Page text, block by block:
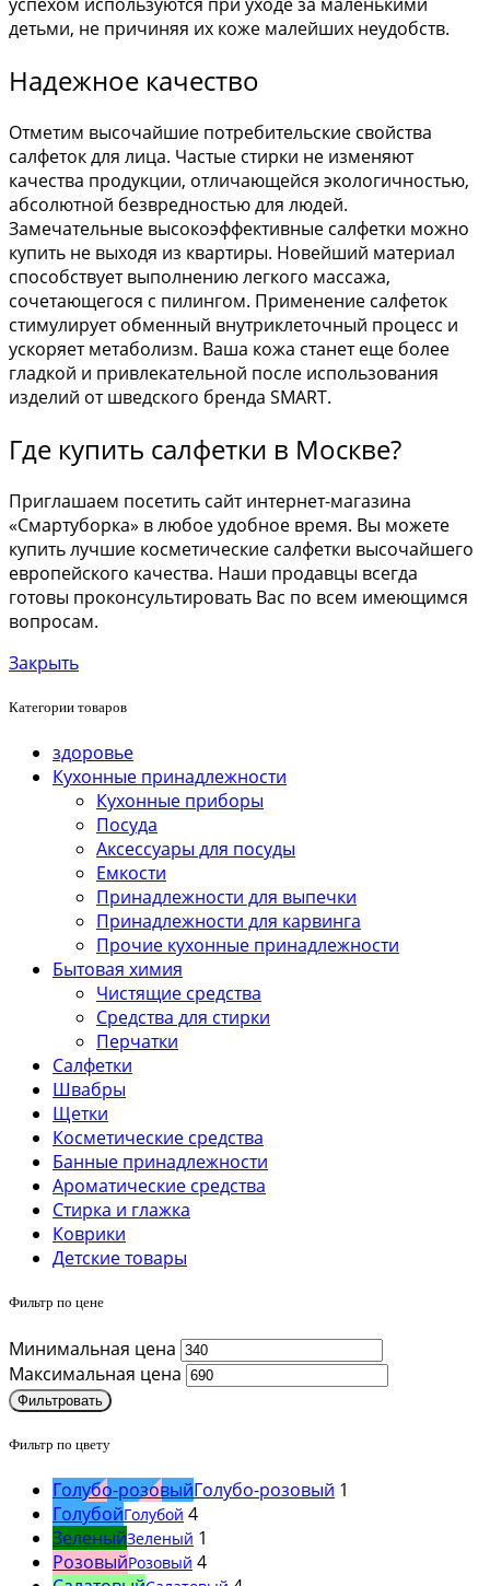
детьми, не причиняя их коже малейших неудобств.
Надежное качество
Отметим высочайшие потребительские свойства
салфеток для лица. Частые стирки не изменяют
качества продукции, отличающейся экологичностью,
абсолютной безвредностью для людей.
Замечательные высокоэффективные салфетки можно
купить не выходя из квартиры. Новейший материал
способствует выполнению легкого массажа,
сочетающегося с пилингом. Применение салфеток
стимулирует обменный внутриклеточный процесс и
ускоряет метаболизм. Ваша кожа станет еще более
гладкой и привлекательной после использования
изделий от шведского бренда SMART.
Где купить салфетки в Москве?
Приглашаем посетить сайт интернет-магазина
«Смартуборка» в любое удобное время. Вы можете
купить лучшие косметические салфетки высочайшего
европейского качества. Наши продавцы всегда
готовы проконсультировать Вас по всем имеющимся
вопросам.
Закрыть
Категории товаров
здоровье
Кухонные принадлежности
Кухонные приборы
Посуда
Аксессуары для посуды
Емкости
Принадлежности для выпечки
Принадлежности для карвинга
Прочие кухонные принадлежности
Бытовая химия
Чистящие средства
Средства для стирки
Перчатки
Салфетки
Швабры
Щетки
Косметические средства
Банные принадлежности
Ароматические средства
Стирка и глажка
Коврики
Детские товары
Фильтр по цене
Минимальная цена
Максимальная цена
Фильтровать
Фильтр по цвету
Голубо-розовыйГолубо-розовый 1
ГолубойГолубой 4
ЗеленыйЗеленый 1
РозовыйРозовый 4